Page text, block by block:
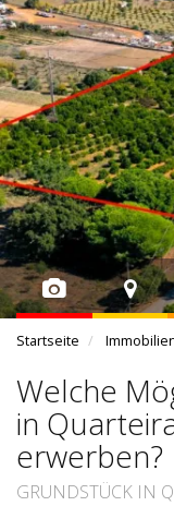
Startseite
Welche
in
erwerben?
GRUNDSTÜCK IN